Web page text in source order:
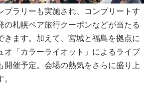
ラリーも実施され、コンプリートす
の札幌ペア旅行クーポンなどが当たる
きます。加えて、宮城と福島を拠点に
オ「カラーライオット」によるライブ
開催予定。会場の熱気をさらに盛り上